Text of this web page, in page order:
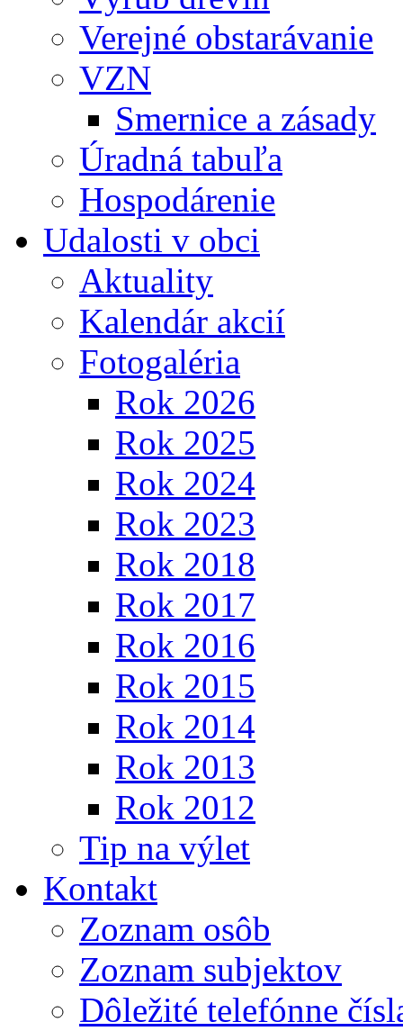
Verejné obstarávanie
VZN
Smernice a zásady
Úradná tabuľa
Hospodárenie
Udalosti v obci
Aktuality
Kalendár akcií
Fotogaléria
Rok 2026
Rok 2025
Rok 2024
Rok 2023
Rok 2018
Rok 2017
Rok 2016
Rok 2015
Rok 2014
Rok 2013
Rok 2012
Tip na výlet
Kontakt
Zoznam osôb
Zoznam subjektov
Dôležité telefónne